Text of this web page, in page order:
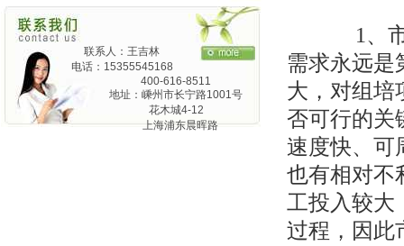
联系人：王吉林
电话：15355545168
400-616-8511
地址：嵊州市长宁路1001号
花木城4-12
上海浦东晨晖路
1、市
需求永远是
大，对组培
否可行的关
速度快、可
也有相对不
工投入较大
过程，因此